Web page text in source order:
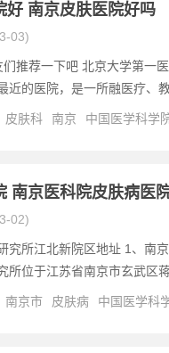
好 南京皮肤医院好吗
03)
推荐一下吧 北京大学第一
近的医院，是一所融医疗、
皮肤科 南京 中国医学科学
南京医科院皮肤病医
02)
究所江北新院区地址 1、南
所位于江苏省南京市玄武区
南京市 皮肤病 中国医学科